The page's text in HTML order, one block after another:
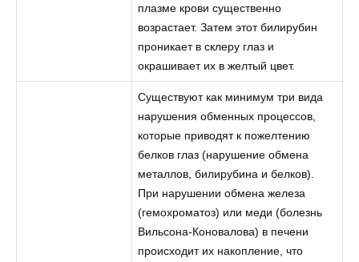
плазме крови существенно
возрастает. Затем этот билирубин
проникает в склеру глаз и
окрашивает их в желтый цвет.
Существуют как минимум три вида
нарушения обменных процессов,
которые приводят к пожелтению
белков глаз (нарушение обмена
металлов, билирубина и белков).
При нарушении обмена железа
(гемохроматоз) или меди (болезнь
Вильсона-Коновалова) в печени
происходит их накопление, что